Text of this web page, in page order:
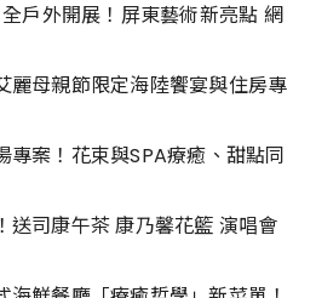
戶外開展！屏東藝術新亮點 網
麗母親節限定海陸饗宴與住房專
專案！花束與SPA療癒、甜點同
送司康午茶 康乃馨花籃 演唱會